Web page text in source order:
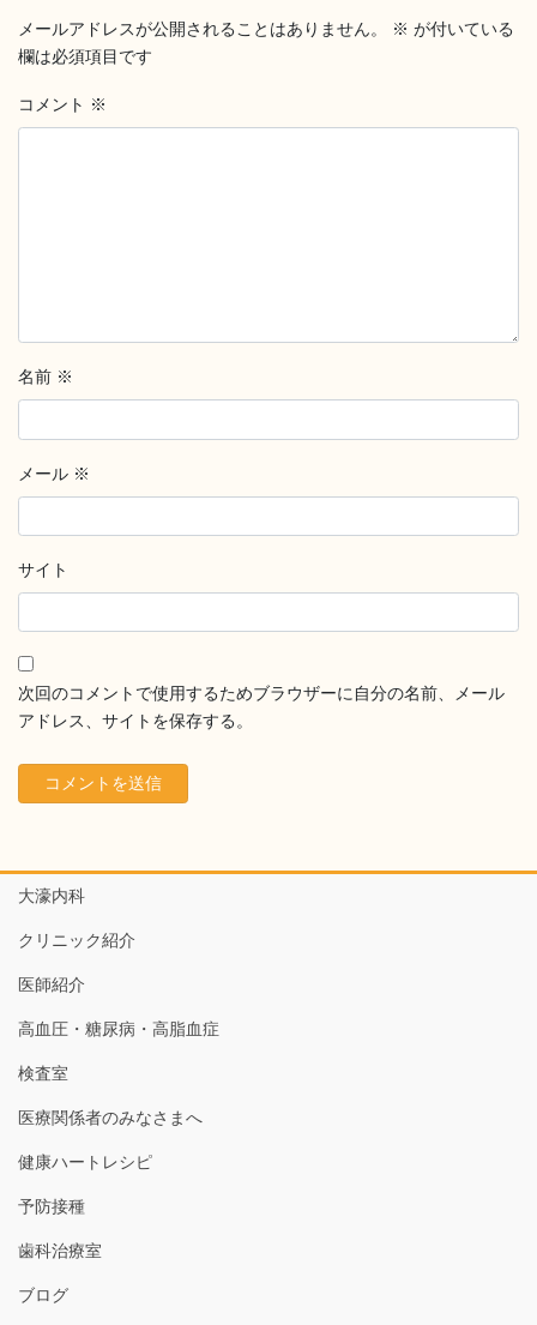
メールアドレスが公開されることはありません。 ※ が付いている
欄は必須項目です
コメント ※
名前 ※
メール ※
サイト
次回のコメントで使用するためブラウザーに自分の名前、メール
アドレス、サイトを保存する。
大濠内科
クリニック紹介
医師紹介
高血圧・糖尿病・高脂血症
検査室
医療関係者のみなさまへ
健康ハートレシピ
予防接種
歯科治療室
ブログ